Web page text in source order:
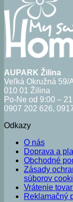
AUPARK Žilina
Veľká Okružná 59/
010 01 Žilina
Po-Ne od 9:00 –
0907 202 626,
Odkazy
O nás
Doprava a
Obchodné
Zásady
súborov
Vrátenie
Reklamačný